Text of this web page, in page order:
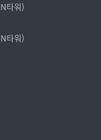
타워)
타워)